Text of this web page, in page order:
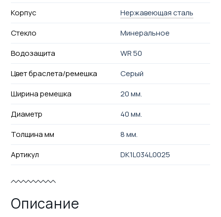
Корпус
Нержавеющая сталь
Стекло
Минеральное
Водозащита
WR 50
Цвет браслета/ремешка
Серый
Ширина ремешка
20 мм.
Диаметр
40 мм.
Толщина мм
8 мм.
Артикул
DK1L034L0025
Описание